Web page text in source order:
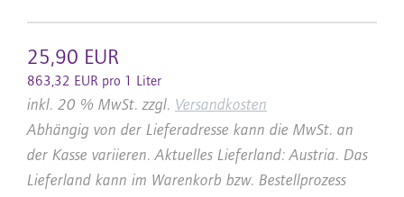
25,90 EUR
863,32 EUR pro 1 Liter
inkl. 20 % MwSt. zzgl. Versandkosten
Abhängig von der Lieferadresse kann die MwSt. an
der Kasse variieren. Aktuelles Lieferland: Austria. Das
Lieferland kann im Warenkorb bzw. Bestellprozess